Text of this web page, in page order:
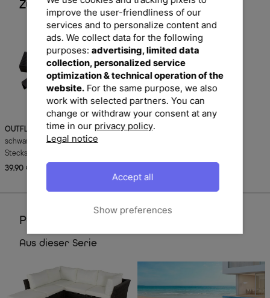
Zubehör
OUTFLEXX
schwarz, Kunststoff, sicheres
Stecksystem, Set 8 Stück für
Modulelemente, Premium und Basic
39,90 €
Perfektionieren Sie Ihren Garten
Aus dieser Serie
improve the user-friendliness of our
services and to personalize content and
ads. We collect data for the following
purposes: advertising, limited data
collection, personalized service
optimization & technical operation of the
website.For the same purpose, we also
work with selected partners. You can
change or withdraw your consent at any
time in our privacy policy.
Legal notice
Show preferences
Accept all